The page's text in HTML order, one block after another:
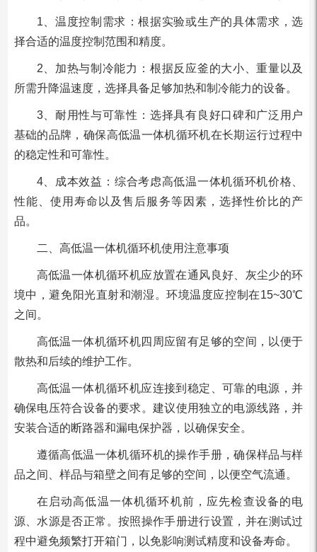
1‌、温度控制需求‌：根据实验或生产的具体需求，选
择合适的温度控制范围和精度。
2‌、加热与制冷能力‌：根据反应釜的大小、重量以及
所需升降温速度，选择具备足够加热和制冷能力的设备。
‌3、耐用性与可靠性‌：选择具有良好口碑和广泛用户
基础的品牌，确保高低温一体机循环机在长期运行过程中
的稳定性和可靠性。
‌4、成本效益‌：综合考虑高低温一体机循环机价格、
性能、使用寿命以及售后服务等因素，选择性价比的产
品。
二、高低温一体机循环机使用注意事项
高低温一体机循环机应放置在通风良好、灰尘少的环
境中，避免阳光直射和潮湿。环境温度应控制在15~30℃
之间。
高低温一体机循环机四周应留有足够的空间，以便于
散热和后续的维护工作。
高低温一体机循环机应连接到稳定、可靠的电源，并
确保电压符合设备的要求。建议使用独立的电源线路，并
安装合适的断路器和漏电保护器，以确保安全。
遵循高低温一体机循环机的操作手册，确保样品与样
品之间、样品与箱壁之间有足够的空间，以便空气流通。
在启动高低温一体机循环机前，应先检查设备的电
源、水源是否正常。按照操作手册进行设置，并在测试过
程中避免频繁打开箱门，以免影响测试精度和设备寿命。